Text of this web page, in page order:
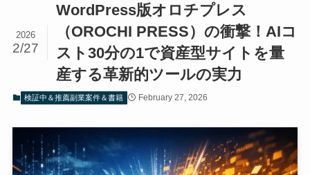
WordPress版オロチプレス
（OROCHI PRESS）の衝撃！AIコ
スト30分の1で資産型サイトを量
産する革新的ツールの実力
2026
2/27
検証中＆推薦副業案件＆書籍 February 27, 2026